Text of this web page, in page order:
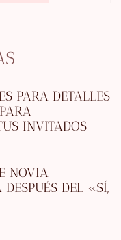
PARA DETALLES
INVITADOS
NOVIA
DESPUÉS DEL «SÍ,